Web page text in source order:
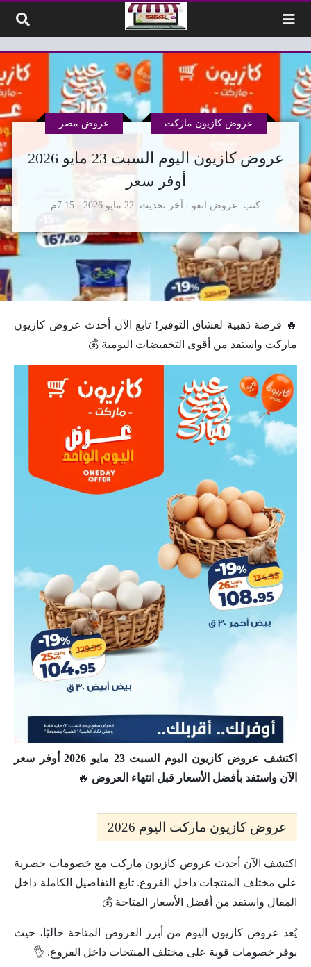
عروض كازيون اليوم السبت 23 مايو 2026
أوفر سعر
كتب عروض انفو
عروض كازيون ماركت عروض مصر
آخر تحديث 22 مايو 2026 - 7:15م
🔥 فرصة ذهبية لعشاق التوفير! تابع الآن أحدث عروض كازيون
ماركت واستفد من أقوى التخفيضات اليومية 💰
اكتشف عروض كازيون اليوم السبت 23 مايو 2026 أوفر سعر
الآن واستفد بأفضل الأسعار قبل انتهاء العروض 🔥
عروض كازيون ماركت اليوم 2026
اكتشف الآن أحدث عروض كازيون ماركت مع خصومات حصرية
على مختلف المنتجات داخل الفروع. تابع التفاصيل الكاملة داخل
المقال واستفد من أفضل الأسعار المتاحة 💰
يُعد عروض كازيون اليوم من أبرز العروض المتاحة حاليًا، حيث
يوفر خصومات قوية على مختلف المنتجات داخل الفروع. 👌